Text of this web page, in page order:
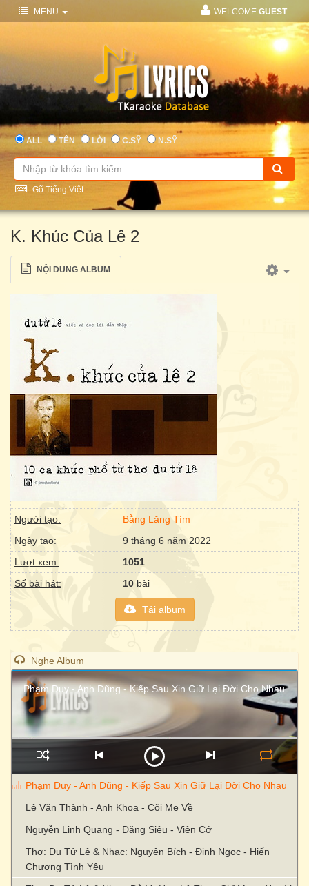
MENU WELCOME GUEST
ALL TÊN LỜI C.SỸ N.SỸ
Gõ Tiếng Việt
K. Khúc Của Lê 2
NỘI DUNG ALBUM
Người tạo:
Bằng Lăng Tím
Ngày tạo:
9 tháng 6 năm 2022
Lượt xem:
1051
Số bài hát:
10 bài
Tải album
Nghe Album
Phạm Duy - Anh Dũng - Kiếp Sau Xin Giữ Lại Đời Cho Nhau
Phạm Duy - Anh Dũng - Kiếp Sau Xin Giữ Lại Đời Cho Nhau
Lê Văn Thành - Anh Khoa - Cõi Mẹ Về
Nguyễn Linh Quang - Đăng Siêu - Viện Cớ
Thơ: Du Tử Lê & Nhạc: Nguyên Bích - Đinh Ngọc - Hiến
Chương Tình Yêu